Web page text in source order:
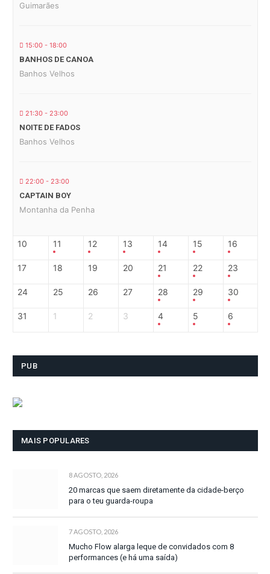
Guimarães
15:00 - 18:00
BANHOS DE CANOA
Banhos Velhos
21:30 - 23:00
NOITE DE FADOS
Banhos Velhos
22:00 - 23:00
CAPTAIN BOY
Montanha da Penha
10 11 12 13 14 15 16
17 18 19 20 21 22 23
24 25 26 27 28 29 30
31 1 2 3 4 5 6
PUB
MAIS POPULARES
8 AGOSTO, 2026
20 marcas que saem diretamente da cidade-berço
para o teu guarda-roupa
7 AGOSTO, 2026
Mucho Flow alarga leque de convidados com 8
performances (e há uma saída)